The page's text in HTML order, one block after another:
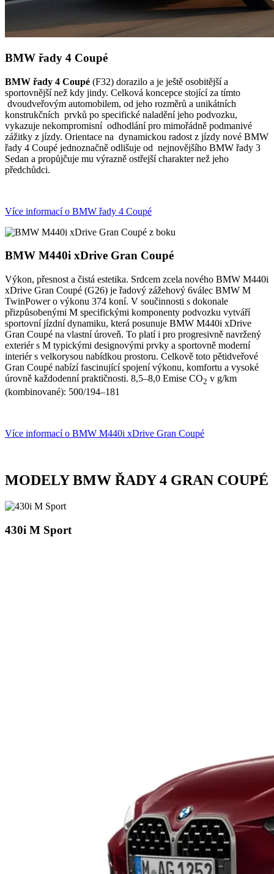
BMW řady 4 Coupé
BMW řady 4 Coupé (F32) dorazilo a je ještě osobitější a
sportovnější než kdy jindy. Celková koncepce stojící za tímto
dvoudveřovým automobilem, od jeho rozměrů a unikátních
konstrukčních prvků po specifické naladění jeho podvozku,
vykazuje nekompromisní odhodlání pro mimořádně podmanivé
zážitky z jízdy. Orientace na dynamickou radost z jízdy nové BMW
řady 4 Coupé jednoznačně odlišuje od nejnovějšího BMW řady 3
Sedan a propůjčuje mu výrazně ostřejší charakter než jeho
předchůdci.
Více informací o BMW řady 4 Coupé
BMW M440i xDrive Gran Coupé
Výkon, přesnost a čistá estetika. Srdcem zcela nového BMW M440i
xDrive Gran Coupé (G26) je řadový zážehový 6válec BMW M
TwinPower o výkonu 374 koní. V součinnosti s dokonale
přizpůsobenými M specifickými komponenty podvozku vytváří
sportovní jízdní dynamiku, která posunuje BMW M440i xDrive
Gran Coupé na vlastní úroveň. To platí i pro progresivně navržený
exteriér s M typickými designovými prvky a sportovně moderní
interiér s velkorysou nabídkou prostoru. Celkově toto pětidveřové
Gran Coupé nabízí fascinující spojení výkonu, komfortu a vysoké
úrovně každodenní praktičnosti. 8,5–8,0 Emise CO2 v g/km
(kombinované): 500/194–181
Více informací o BMW M440i xDrive Gran Coupé
MODELY BMW ŘADY 4 GRAN COUPÉ
430i M Sport